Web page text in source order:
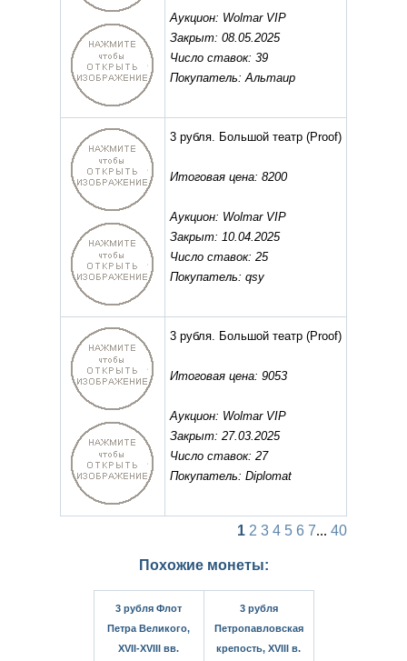
Аукцион: Wolmar VIP
Закрыт: 08.05.2025
Число ставок: 39
Покупатель: Альтаир
3 рубля. Большой театр (Proof)
Итоговая цена: 8200
Аукцион: Wolmar VIP
Закрыт: 10.04.2025
Число ставок: 25
Покупатель: qsy
3 рубля. Большой театр (Proof)
Итоговая цена: 9053
Аукцион: Wolmar VIP
Закрыт: 27.03.2025
Число ставок: 27
Покупатель: Diplomat
1 2 3 4 5 6 7... 40
Похожие монеты:
3 рубля Флот
Петра Великого,
XVII-XVIII вв.
3 рубля
Петропавловская
крепость, XVIII в.